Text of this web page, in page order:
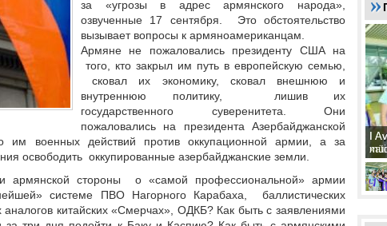
за «угрозы в адрес армянского народа»,
озвученные 17 сентября. Это обстоятельство
вызывает вопросы к армяноамериканцам.
Армяне не пожаловались президенту США на
того, кто закрыл им путь в европейскую семью,
сковал их экономику, сковал внешнюю и
внутреннюю политику, лишив их
государственного суверенитета. Они
пожаловались на президента Азербайджанской
им военных действий против оккупационной армии, а за
освободить оккупированные азербайджанские земли.
армянской стороны о «самой профессиональной» армии
системе ПВО Нагорного Карабаха, баллистических
китайских «Смерчах», ОДКБ? Как быть с заявлениями
II